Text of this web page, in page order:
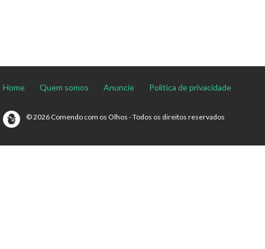
Home Quem somos Anuncie Política de privacidade
© 2026 Comendo com os Olhos - Todos os direitos reservados